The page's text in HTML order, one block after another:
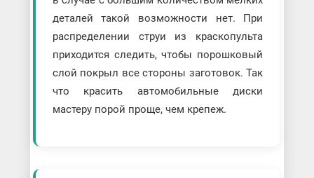
деталей такой возможности нет. При
распределении струи из краскопульта
приходится следить, чтобы порошковый
слой покрыл все стороны заготовок. Так
что красить автомобильные диски
мастеру порой проще, чем крепеж.